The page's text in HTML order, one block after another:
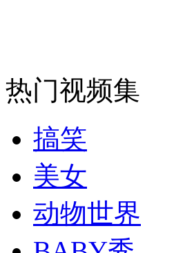
安徽一实载49人客车翻车
走！跟着总书记去植树
热门视频集
搞笑
美女
动物世界